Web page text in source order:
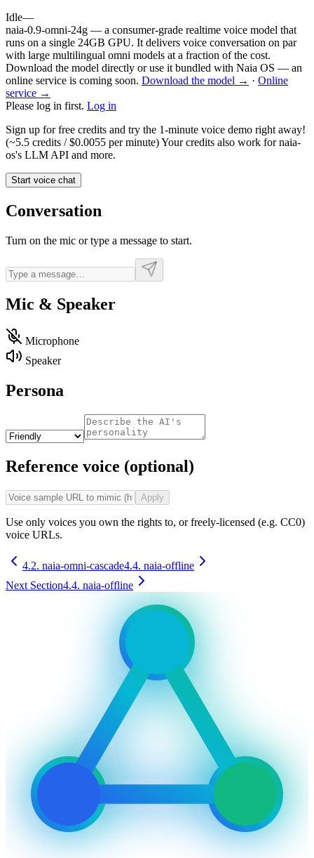
Idle—
naia-0.9-omni-24g — a consumer-grade realtime voice model that
runs on a single 24GB GPU. It delivers voice conversation on par
with large multilingual omni models at a fraction of the cost.
Download the model directly or use it bundled with Naia OS — an
online service is coming soon. Download the model → · Online
service →
Please log in first. Log in
Sign up for free credits and try the 1-minute voice demo right away!
(~5.5 credits / $0.0055 per minute) Your credits also work for naia-
os's LLM API and more.
Start voice chat
Conversation
Turn on the mic or type a message to start.
Mic & Speaker
Microphone
Speaker
Persona
Reference voice (optional)
Apply
Use only voices you own the rights to, or freely-licensed (e.g. CC0)
voice URLs.
4.2. naia-omni-cascade4.4. naia-offline
Next Section4.4. naia-offline